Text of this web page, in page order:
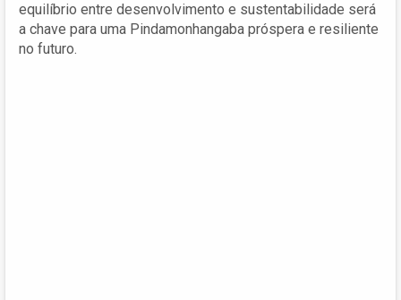
equilíbrio entre desenvolvimento e sustentabilidade será
a chave para uma Pindamonhangaba próspera e resiliente
no futuro.